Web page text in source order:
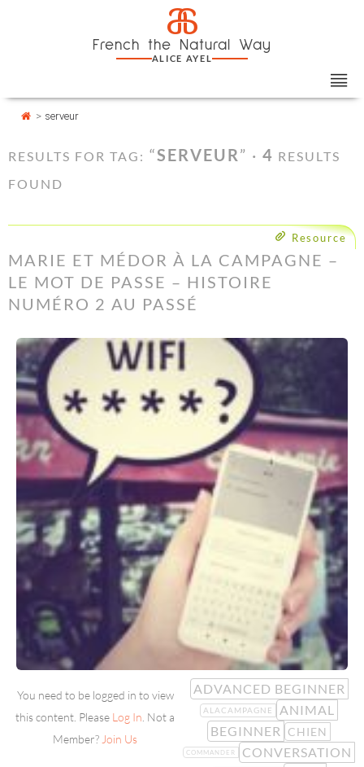
a
French the Natural Way
ALICE AYEL
> serveur
RESULTS FOR TAG: “SERVEUR” · 4 RESULTS
FOUND
Resource
MARIE ET MÉDOR À LA CAMPAGNE –
LE MOT DE PASSE – HISTOIRE
NUMÉRO 2 AU PASSÉ
You need to be logged in to view
this content. Please Log In . Not a
Member? Join Us
ADVANCED BEGINNER
ALACAMPAGNE
ANIMAL
BEGINNER
CHIEN
COMMANDER CONVERSATION